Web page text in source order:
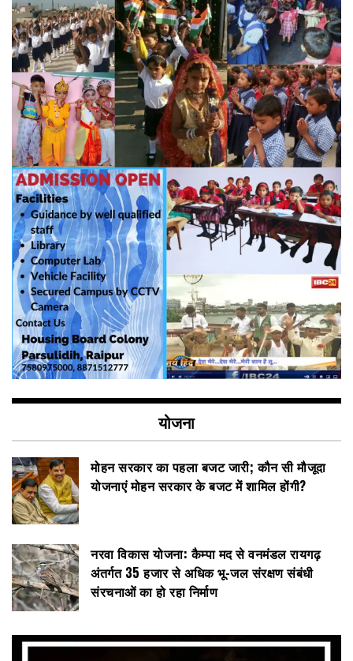
योजना
मोहन सरकार का पहला बजट जारी; कौन सी मौजूदा
योजनाएं मोहन सरकार के बजट में शामिल होंगी?
नरवा विकास योजना: कैम्पा मद से वनमंडल रायगढ़
अंतर्गत 35 हजार से अधिक भू-जल संरक्षण संबंधी
संरचनाओं का हो रहा निर्माण